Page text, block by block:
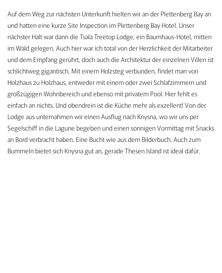
Auf dem Weg zur nächsten Unterkunft hielten wir an der Plettenberg Bay an
und hatten eine kurze Site Inspection im Plettenberg Bay Hotel. Unser
nächster Halt war dann die Tsala Treetop Lodge, ein Baumhaus-Hotel, mitten
im Wald gelegen. Auch hier war ich total von der Herzlichkeit der Mitarbeiter
und dem Empfang gerührt, doch auch die Architektur der einzelnen Villen ist
schlichtweg gigantisch. Mit einem Holzsteg verbunden, findet man von
Holzhaus zu Holzhaus, entweder mit einem oder zwei Schlafzimmern und
großzügigen Wohnbereich und ebenso mit privatem Pool. Hier fehlt es
einfach an nichts. Und obendrein ist die Küche mehr als exzellent! Von der
Lodge aus unternahmen wir einen Ausflug nach Knysna, wo wir uns per
Segelschiff in die Lagune begeben und einen sonnigen Vormittag mit Snacks
an Bord verbracht haben. Eine Bucht wie aus dem Bilderbuch. Auch zum
Bummeln bietet sich Knysna gut an, gerade Thesen Island ist ideal dafür.